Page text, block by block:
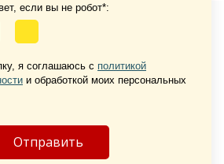
если вы не робот*:
я соглашаюсь с политикой
и обработкой моих персональных